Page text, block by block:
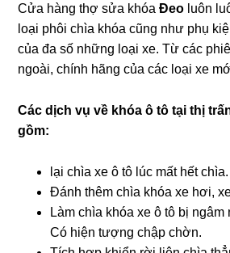
Cửa hàng thợ sửa khóaĐeo luôn
loại phôi chìa khóa cũng như phụ
của đa số những loại xe. Từ các
ngoài, chính hãng của các loại xe
Các dịch vụ về khóa ô tô tại thị
gồm:
lại chìa xe ô tô lúc mất hết chìa.
Đánh thêm chìa khóa xe hơi,
Làm chìa khóa xe ô tô bị
Có hiện tượng chập chờn.